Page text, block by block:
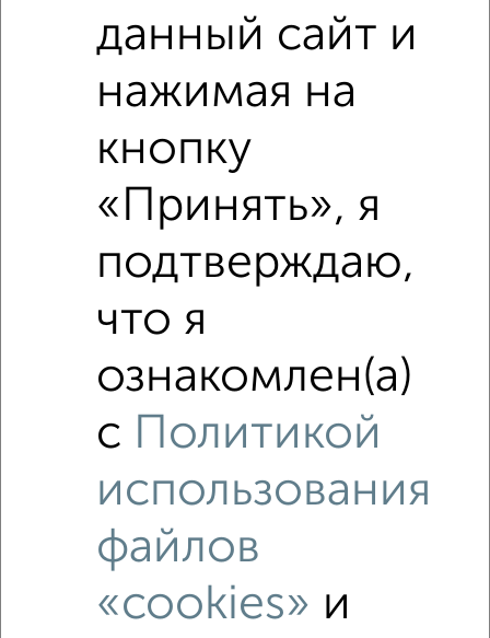
6 811 056
6 170 000
Средняя цена район
Это предложение
Средняя цена по городу
Похожие предложения рядом
1‑комнатные квартиры недалеко от Серпухов
данный сайт и
нажимая на
кнопку
«Принять», я
подтверждаю,
что я
ознакомлен(а)
с Политикой
использования
файлов
«cookies» и